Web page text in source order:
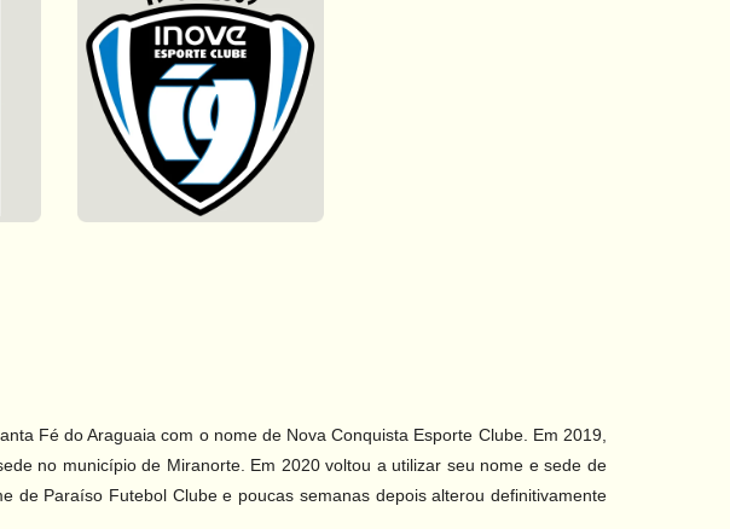
Fé do Araguaia com o nome de Nova Conquista Esporte Clube. Em 2019,
no município de Miranorte. Em 2020 voltou a utilizar seu nome e sede de
Paraíso Futebol Clube e poucas semanas depois alterou definitivamente